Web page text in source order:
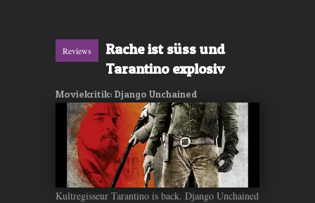
Reviews
Rache ist süss und
Tarantino explosiv
Moviekritik: Django Unchained
Kultregisseur Tarantino is back. Django Unchained